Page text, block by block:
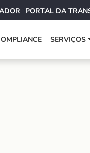
PORTAL DA
SERVIÇOS